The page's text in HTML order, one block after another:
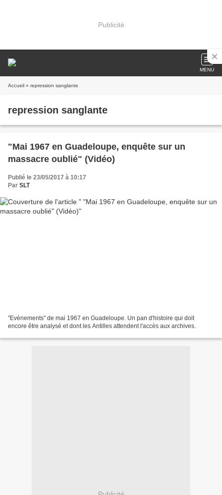
Publicité
MENU
Accueil » repression sanglante
repression sanglante
"Mai 1967 en Guadeloupe, enquête sur un
massacre oublié" (Vidéo)
Publié le 23/05/2017 à 10:17
Par SLT
"Evènements" de mai 1967 en Guadeloupe. Un pan d'histoire qui doit
encore être analysé et dont les Antilles attendent l'accès aux archives.